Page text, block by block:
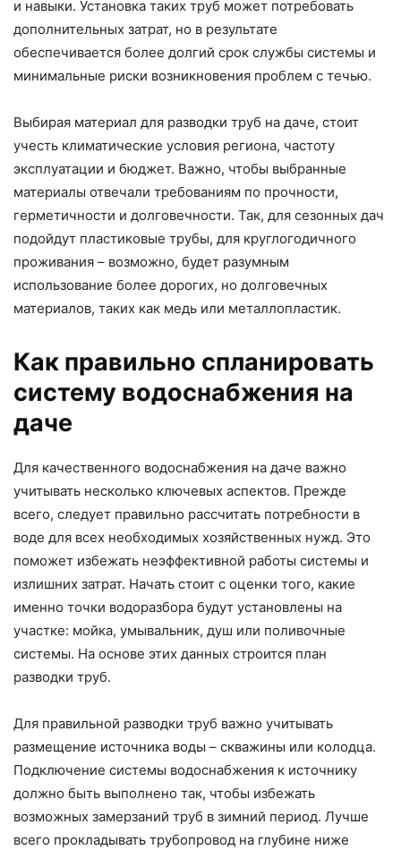
и навыки. Установка таких труб может потребовать
дополнительных затрат, но в результате
обеспечивается более долгий срок службы системы и
минимальные риски возникновения проблем с течью.
Выбирая материал для разводки труб на даче, стоит
учесть климатические условия региона, частоту
эксплуатации и бюджет. Важно, чтобы выбранные
материалы отвечали требованиям по прочности,
герметичности и долговечности. Так, для сезонных дач
подойдут пластиковые трубы, для круглогодичного
проживания – возможно, будет разумным
использование более дорогих, но долговечных
материалов, таких как медь или металлопластик.
Как правильно спланировать
систему водоснабжения на
даче
Для качественного водоснабжения на даче важно
учитывать несколько ключевых аспектов. Прежде
всего, следует правильно рассчитать потребности в
воде для всех необходимых хозяйственных нужд. Это
поможет избежать неэффективной работы системы и
излишних затрат. Начать стоит с оценки того, какие
именно точки водоразбора будут установлены на
участке: мойка, умывальник, душ или поливочные
системы. На основе этих данных строится план
разводки труб.
Для правильной разводки труб важно учитывать
размещение источника воды – скважины или колодца.
Подключение системы водоснабжения к источнику
должно быть выполнено так, чтобы избежать
возможных замерзаний труб в зимний период. Лучше
всего прокладывать трубопровод на глубине ниже